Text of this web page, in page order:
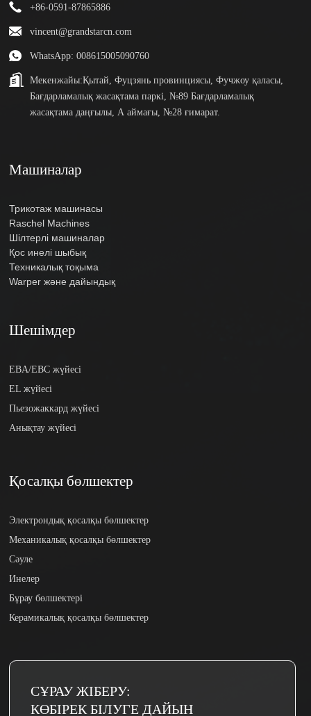
+86-0591-87865886
vincent@grandstarcn.com
WhatsApp: 008615005090760
Мекенжайы:Қытай, Фуцзянь провинциясы, Фучжоу қаласы,
Бағдарламалық жасақтама паркі, №89 Бағдарламалық
жасақтама даңғылы, А аймағы, №28 ғимарат.
Машиналар
Трикотаж машинасы
Raschel Machines
Шілтерлі машиналар
Қос инелі шыбық
Техникалық тоқыма
Warper және дайындық
Шешімдер
EBA/EBC жүйесі
EL жүйесі
Пьезожаккард жүйесі
Анықтау жүйесі
Қосалқы бөлшектер
Электрондық қосалқы бөлшектер
Механикалық қосалқы бөлшектер
Сәуле
Инелер
Бұрау бөлшектері
Керамикалық қосалқы бөлшектер
СҰРАУ ЖІБЕРУ:
КӨБІРЕК БІЛУГЕ ​​ДАЙЫН